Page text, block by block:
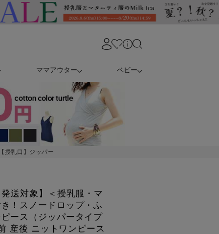
ママアウター ベビー
授乳口】ジッパー
送対象】＜授乳服・マ
！スノードロップ・ふ
ース（ジッパータイプ
産後 ニットワンピース